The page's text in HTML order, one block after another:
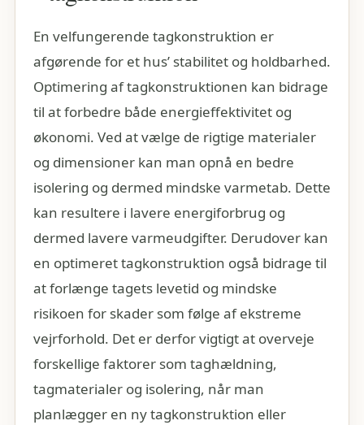
En velfungerende tagkonstruktion er
afgørende for et hus’ stabilitet og holdbarhed.
Optimering af tagkonstruktionen kan bidrage
til at forbedre både energieffektivitet og
økonomi. Ved at vælge de rigtige materialer
og dimensioner kan man opnå en bedre
isolering og dermed mindske varmetab. Dette
kan resultere i lavere energiforbrug og
dermed lavere varmeudgifter. Derudover kan
en optimeret tagkonstruktion også bidrage til
at forlænge tagets levetid og mindske
risikoen for skader som følge af ekstreme
vejrforhold. Det er derfor vigtigt at overveje
forskellige faktorer som taghældning,
tagmaterialer og isolering, når man
planlægger en ny tagkonstruktion eller